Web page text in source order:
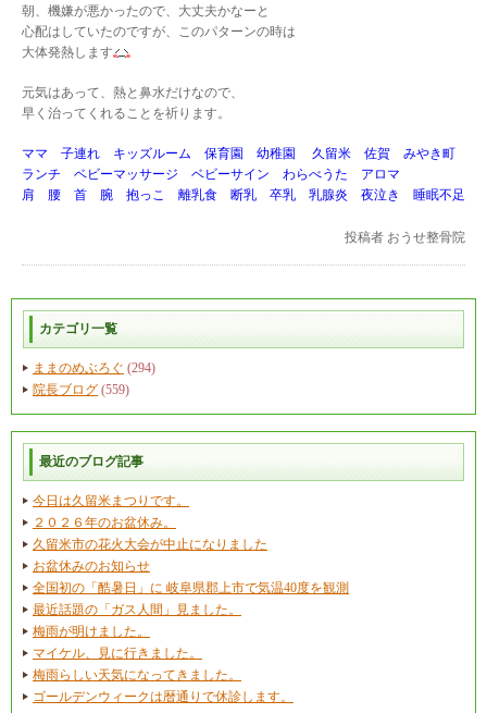
朝、機嫌が悪かったので、大丈夫かなーと
心配はしていたのですが、このパターンの時は
大体発熱します
元気はあって、熱と鼻水だけなので、
早く治ってくれることを祈ります。
ママ 子連れ キッズルーム 保育園 幼稚園 久留米 佐賀 みやき町
ランチ ベビーマッサージ ベビーサイン わらべうた アロマ
肩 腰 首 腕 抱っこ 離乳食 断乳 卒乳 乳腺炎 夜泣き 睡眠不足
投稿者 おうせ整骨院
カテゴリ一覧
ままのめぶろぐ (294)
院長ブログ (559)
最近のブログ記事
今日は久留米まつりです。
２０２６年のお盆休み。
久留米市の花火大会が中止になりました
お盆休みのお知らせ
全国初の「酷暑日」に 岐阜県郡上市で気温40度を観測
最近話題の「ガス人間」見ました。
梅雨が明けました。
マイケル、見に行きました。
梅雨らしい天気になってきました。
ゴールデンウィークは暦通りで休診します。